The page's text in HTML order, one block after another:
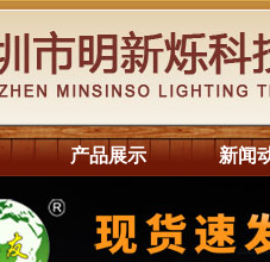
产品展示 新闻